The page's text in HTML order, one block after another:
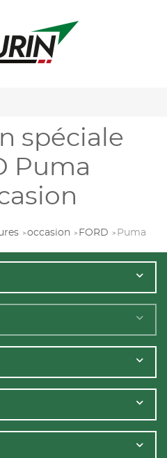
spéciale
Puma
occasion FORD Puma